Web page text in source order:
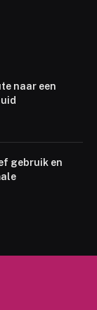
naar een
gebruik en